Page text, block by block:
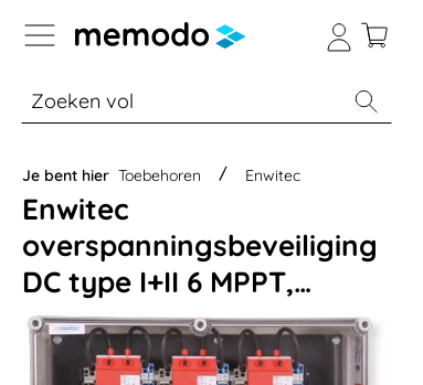
naar navigatie B2B-platform
% Sale Batterijopslag thuis
Je bent hier Toebehoren Enwitec
Enwitec
overspanningsbeveiliging
DC type I+II 6 MPPT,
klemmen